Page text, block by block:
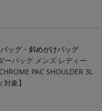
ッグ・斜めがけバッグ
ーバッグ メンズ レディー
PAC SHOULDER 3L
象】